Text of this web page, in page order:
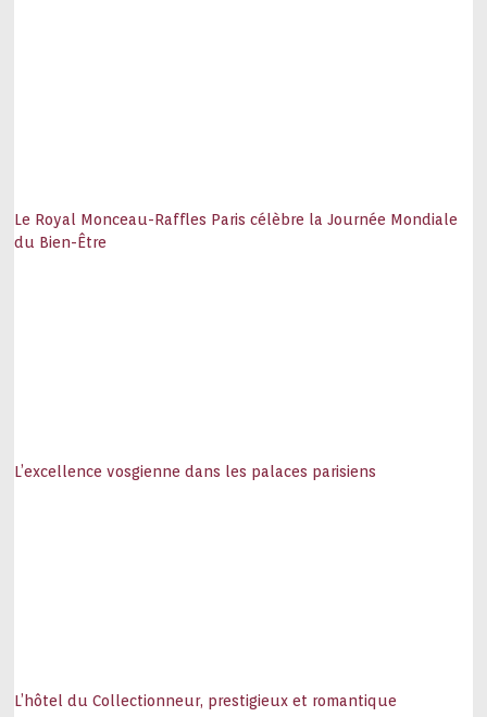
Le Royal Monceau-Raffles Paris célèbre la Journée Mondiale
du Bien-Être
L’excellence vosgienne dans les palaces parisiens
L’hôtel du Collectionneur, prestigieux et romantique